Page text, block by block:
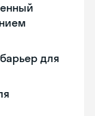
для